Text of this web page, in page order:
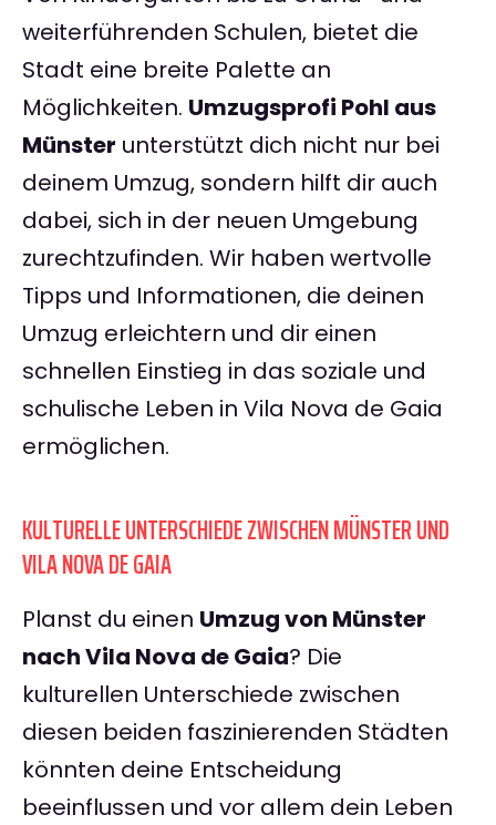
weiterführenden Schulen, bietet die
Stadt eine breite Palette an
Möglichkeiten. Umzugsprofi Pohl aus
Münster unterstützt dich nicht nur bei
deinem Umzug, sondern hilft dir auch
dabei, sich in der neuen Umgebung
zurechtzufinden. Wir haben wertvolle
Tipps und Informationen, die deinen
Umzug erleichtern und dir einen
schnellen Einstieg in das soziale und
schulische Leben in Vila Nova de Gaia
ermöglichen.
KULTURELLE UNTERSCHIEDE ZWISCHEN MÜNSTER UND
VILA NOVA DE GAIA
Planst du einen Umzug von Münster
nach Vila Nova de Gaia? Die
kulturellen Unterschiede zwischen
diesen beiden faszinierenden Städten
könnten deine Entscheidung
beeinflussen und vor allem dein Leben